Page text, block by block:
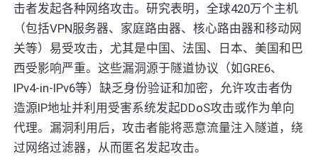
击者发起各种网络攻击。研究表明，全球420万个主机
（包括VPN服务器、家庭路由器、核心路由器和移动网
关等）易受攻击，尤其是中国、法国、日本、美国和巴
西受影响严重。这些漏洞源于隧道协议（如GRE6、
IPv4-in-IPv6等）缺乏身份验证和加密，允许攻击者伪
造源IP地址并利用受害系统发起DDoS攻击或作为单向
代理。漏洞利用后，攻击者能将恶意流量注入隧道，绕
过网络过滤器，从而匿名发起攻击。